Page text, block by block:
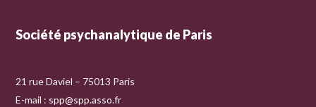
Société psychanalytique de Paris
21 rue Daviel – 75013 Paris
E-mail : spp@spp.asso.fr